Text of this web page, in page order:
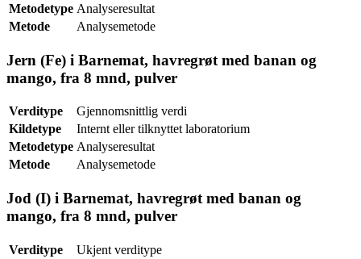
Metodetype Analyseresultat
Metode
Analysemetode
Jern (Fe) i Barnemat, havregrøt med banan og
mango, fra 8 mnd, pulver
Verditype
Gjennomsnittlig verdi
Kildetype
Internt eller tilknyttet laboratorium
Metodetype Analyseresultat
Metode
Analysemetode
Jod (I) i Barnemat, havregrøt med banan og
mango, fra 8 mnd, pulver
Verditype
Ukjent verditype